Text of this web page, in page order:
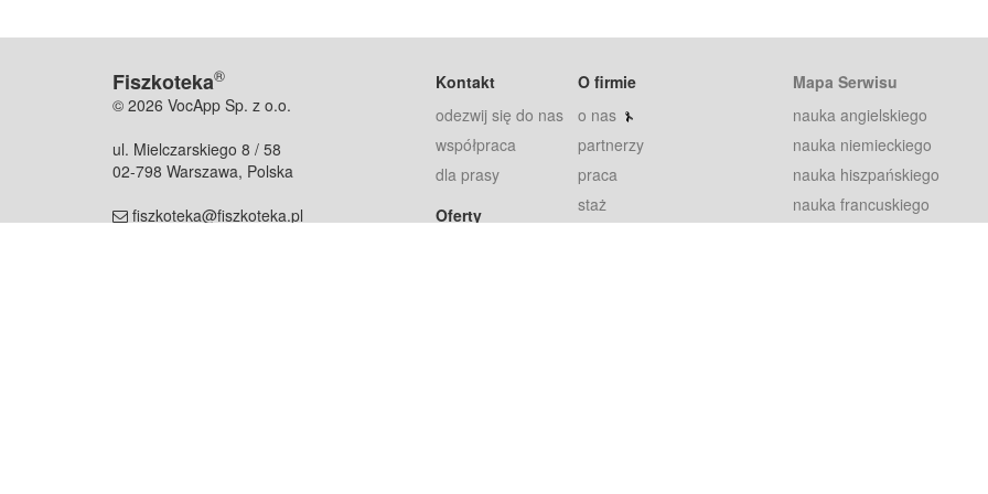
Fiszkoteka®
© 2026 VocApp Sp. z o.o.
ul. Mielczarskiego 8 / 58
02-798 Warszawa, Polska
fiszkoteka@fiszkoteka.pl
Kontakt
odezwij się do nas
współpraca
dla prasy
Oferty
O firmie
o nas
partnerzy
praca
staż
Mapa Serwisu
nauka angielskiego
nauka niemieckiego
nauka hiszpańskiego
nauka francuskiego